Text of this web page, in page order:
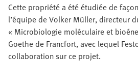
Cette propriété a été étudiée de
l’équipe de Volker Müller, directeur
« Microbiologie moléculaire et
Goethe de Francfort, avec lequel
collaboration sur ce projet.